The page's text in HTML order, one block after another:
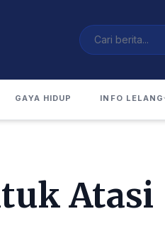
GAYA HIDUP INFO LELANG
Atasi